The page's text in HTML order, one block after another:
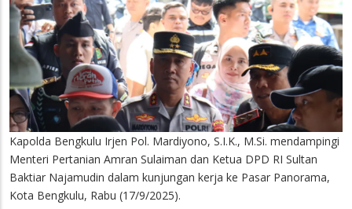
Kapolda Bengkulu Irjen Pol. Mardiyono, S.I.K., M.Si. mendampingi
Menteri Pertanian Amran Sulaiman dan Ketua DPD RI Sultan
Baktiar Najamudin dalam kunjungan kerja ke Pasar Panorama,
Kota Bengkulu, Rabu (17/9/2025).